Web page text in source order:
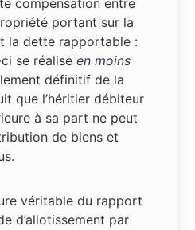
compensation entre
portant sur la
la dette rapportable :
se réalise en moins
définitif de la
que l’héritier débiteur
à sa part ne peut
de biens et
véritable du rapport
d’allotissement par